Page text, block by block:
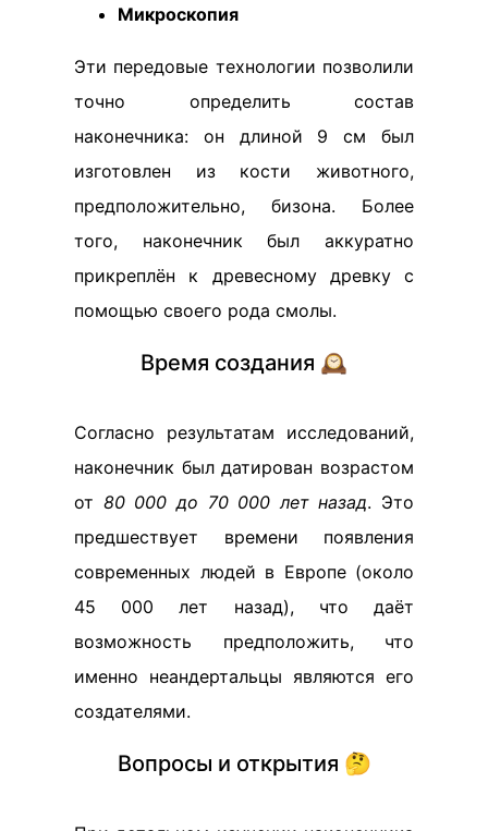
Микроскопия
Эти передовые технологии позволили
точно определить состав
наконечника: он длиной 9 см был
изготовлен из кости животного,
предположительно, бизона. Более
того, наконечник был аккуратно
прикреплён к древесному древку с
помощью своего рода смолы.
Время создания 🕰️
Согласно результатам исследований,
наконечник был датирован возрастом
от 80 000 до 70 000 лет назад. Это
предшествует времени появления
современных людей в Европе (около
45 000 лет назад), что даёт
возможность предположить, что
именно неандертальцы являются его
создателями.
Вопросы и открытия 🤔